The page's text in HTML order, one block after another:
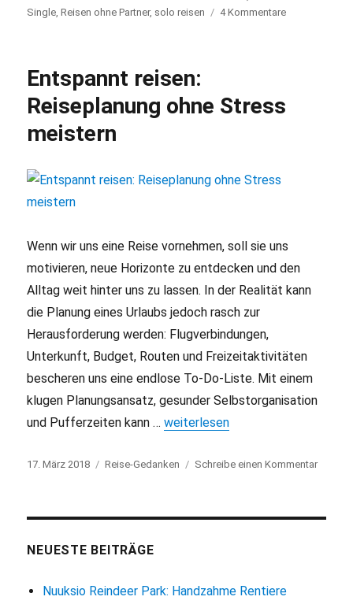
am
Single ,Reisen ohne Partner, solo reisen 4 Kommentare
Entspannt reisen:
Reiseplanung ohne Stress
meistern
Wenn wir uns eine Reise vornehmen, soll sie uns
motivieren, neue Horizonte zu entdecken und den
Alltag weit hinter uns zu lassen. In der Realität kann
die Planung eines Urlaubs jedoch rasch zur
Herausforderung werden: Flugverbindungen,
Unterkunft, Budget, Routen und Freizeitaktivitäten
bescheren uns eine endlose To-Do-Liste. Mit einem
klugen Planungsansatz, gesunder Selbstorganisation
und Pufferzeiten kann …„Entspannt reisen: Reiseplanung
weiterlesen
Veröffentlicht
17. März 2018 Kategorien
Reise-Gedanken Schreibe einen Kommentar
NEUESTE BEITRÄGE
Nuuksio Reindeer Park: Handzahme Rentiere